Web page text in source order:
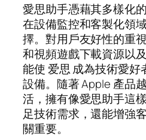
愛思助手憑藉其多樣化
在設備監控和客製化領
擇。對用戶友好性的重
和視頻遊戲下載資源以
能使 爱思 成為技術愛好
設備。隨著 Apple 產品
活，擁有像愛思助手這
足技術需求，還能增強
關重要。